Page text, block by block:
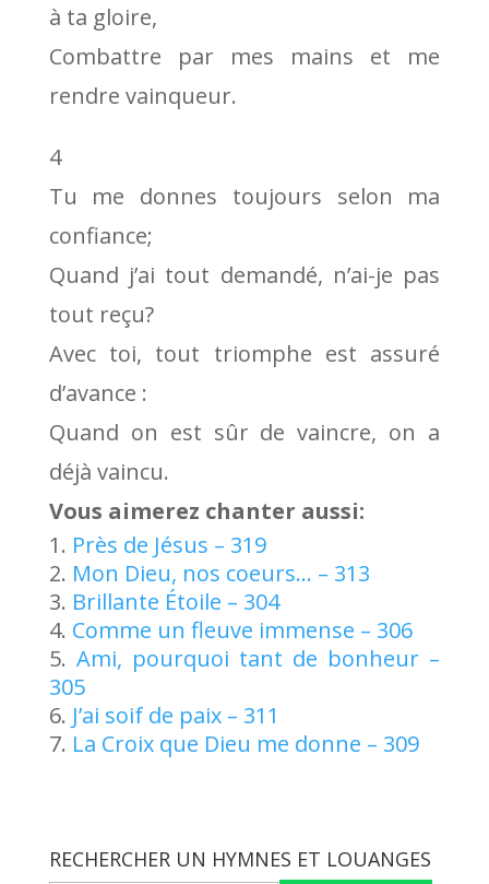
à ta gloire,
Combattre par mes mains et me
rendre vainqueur.
4
Tu me donnes toujours selon ma
confiance;
Quand j’ai tout demandé, n’ai-je pas
tout reçu?
Avec toi, tout triomphe est assuré
d’avance :
Quand on est sûr de vaincre, on a
déjà vaincu.
Vous aimerez chanter aussi:
Près de Jésus – 319
Mon Dieu, nos coeurs… – 313
Brillante Étoile – 304
Comme un fleuve immense – 306
Ami, pourquoi tant de bonheur –
305
J’ai soif de paix – 311
La Croix que Dieu me donne – 309
RECHERCHER UN HYMNES ET LOUANGES